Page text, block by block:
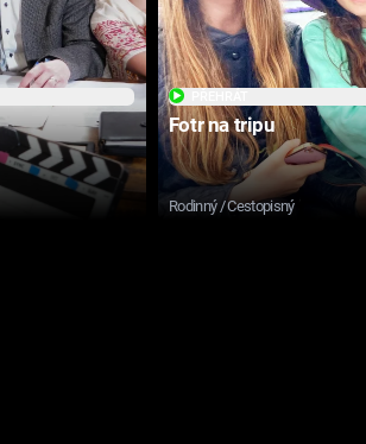
Fotr na tripu
Rodinný / Cestopisný